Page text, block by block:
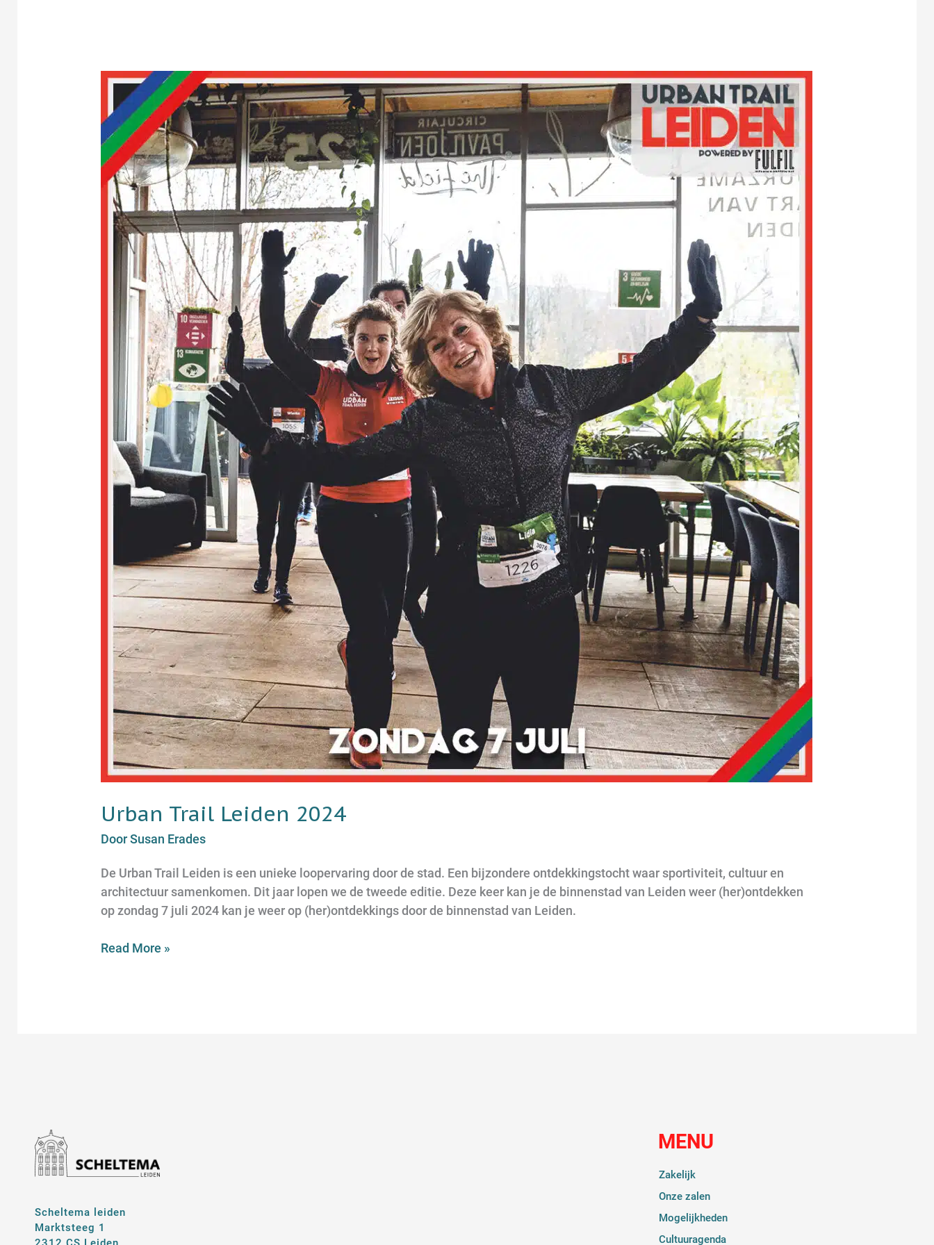
Urban Trail Leiden 2024
DoorSusan Erades
De Urban Trail Leiden is een unieke loopervaring door de stad. Een bijzondere ontdekkingstocht waar sportiviteit, cultuur en
architectuur samenkomen. Dit jaar lopen we de tweede editie. Deze keer kan je de binnenstad van Leiden weer (her)ontdekken
op zondag 7 juli 2024 kan je weer op (her)ontdekkings door de binnenstad van Leiden.
Urban
Trail
Leiden
2024
Read More »
Scheltema leiden
Marktsteeg 1
MENU
Zakelijk
Onze zalen
Mogelijkheden
Cultuuragenda